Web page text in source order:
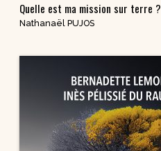
Quelle est ma mission sur terre ?
Nathanaël PUJOS